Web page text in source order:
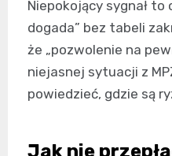
Niepokojący sygnał
dogada” bez tabeli
że „pozwolenie na
niejasnej sytuacji z
powiedzieć, gdzie są
Jak nie